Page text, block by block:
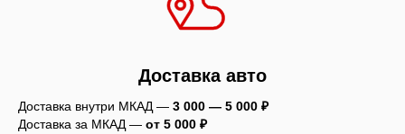
Доставка авто
Доставка внутри МКАД — 3 000 — 5 000 ₽
Доставка за МКАД — от 5 000 ₽